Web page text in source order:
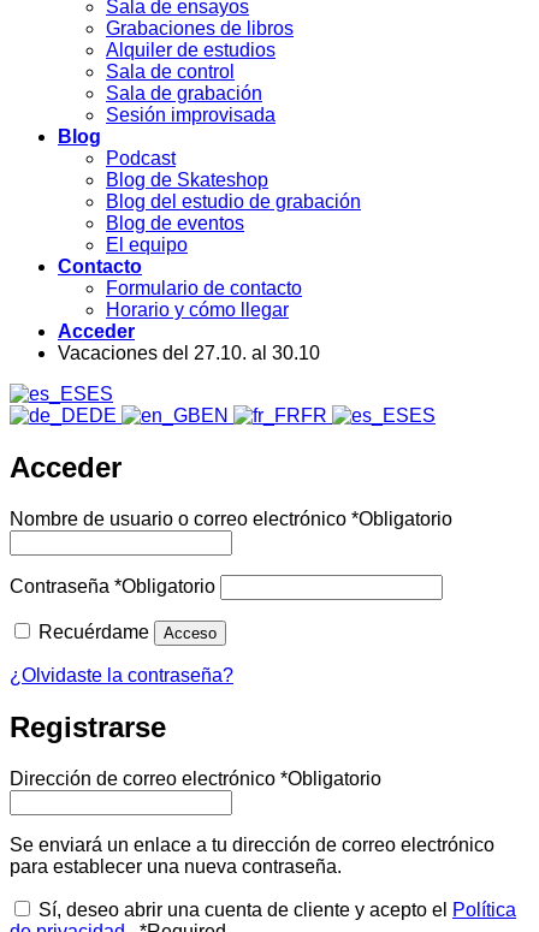
Sala de ensayos
Grabaciones de libros
Alquiler de estudios
Sala de control
Sala de grabación
Sesión improvisada
Blog
Podcast
Blog de Skateshop
Blog del estudio de grabación
Blog de eventos
El equipo
Contacto
Formulario de contacto
Horario y cómo llegar
Acceder
Vacaciones del 27.10. al 30.10
ES
DE
EN FR ES
Acceder
Nombre de usuario o correo electrónico *Obligatorio
Contraseña *Obligatorio
Recuérdame Acceso
¿Olvidaste la contraseña?
Registrarse
Dirección de correo electrónico *Obligatorio
Se enviará un enlace a tu dirección de correo electrónico
para establecer una nueva contraseña.
Sí, deseo abrir una cuenta de cliente y acepto el Política